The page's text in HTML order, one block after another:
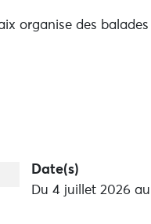
organise des
Date(s)
Du 4 juillet 2026